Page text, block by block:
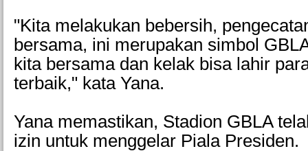
"Kita melakukan bebersih,
bersama, ini merupakan simbol
kita bersama dan kelak bisa lahir
terbaik," kata Yana.
Yana memastikan, Stadion GBLA
izin untuk menggelar Piala Presiden.